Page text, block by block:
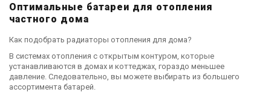
Оптимальные батареи для отопления
частного дома
Как подобрать радиаторы отопления для дома?
В системах отопления с открытым контуром, которые
устанавливаются в домах и коттеджах, гораздо меньшее
давление. Следовательно, вы можете выбирать из большего
ассортимента батарей.